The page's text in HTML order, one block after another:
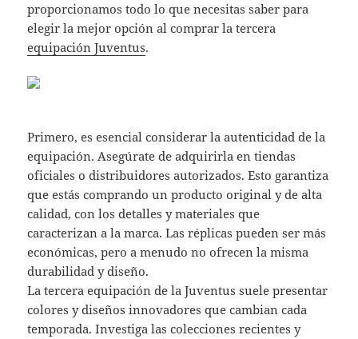
proporcionamos todo lo que necesitas saber para
elegir la mejor opción al comprar la tercera
equipación Juventus.
Primero, es esencial considerar la autenticidad de la
equipación. Asegúrate de adquirirla en tiendas
oficiales o distribuidores autorizados. Esto garantiza
que estás comprando un producto original y de alta
calidad, con los detalles y materiales que
caracterizan a la marca. Las réplicas pueden ser más
económicas, pero a menudo no ofrecen la misma
durabilidad y diseño.
La tercera equipación de la Juventus suele presentar
colores y diseños innovadores que cambian cada
temporada. Investiga las colecciones recientes y